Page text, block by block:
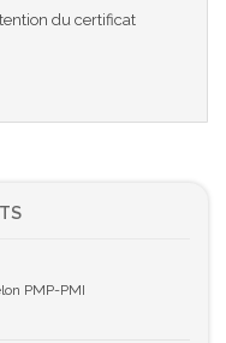
du certificat
PMP-PMI